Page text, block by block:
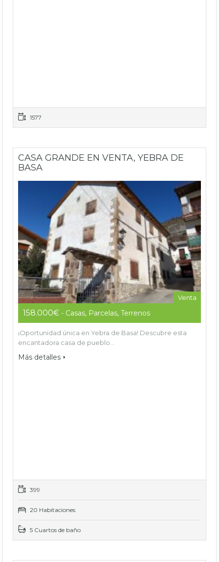
1577
CASA GRANDE EN VENTA, YEBRA DE
BASA
Venta
158.000€ - Casas, Parcelas, Terrenos
¡Oportunidad única en Yebra de Basa! Descubre esta
encantadora casa de pueblo…
Más detalles
399
20 Habitaciones
5 Cuartos de baño